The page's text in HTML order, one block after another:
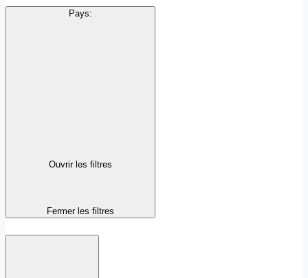
Pays:
Ouvrir les filtres
Fermer les filtres